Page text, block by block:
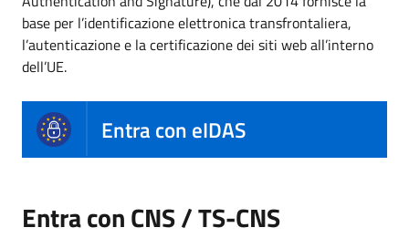
base per l’identificazione elettronica transfrontaliera,
l’autenticazione e la certificazione dei siti web all’interno
dell’UE.
Entra con eIDAS
Entra con CNS / TS-CNS